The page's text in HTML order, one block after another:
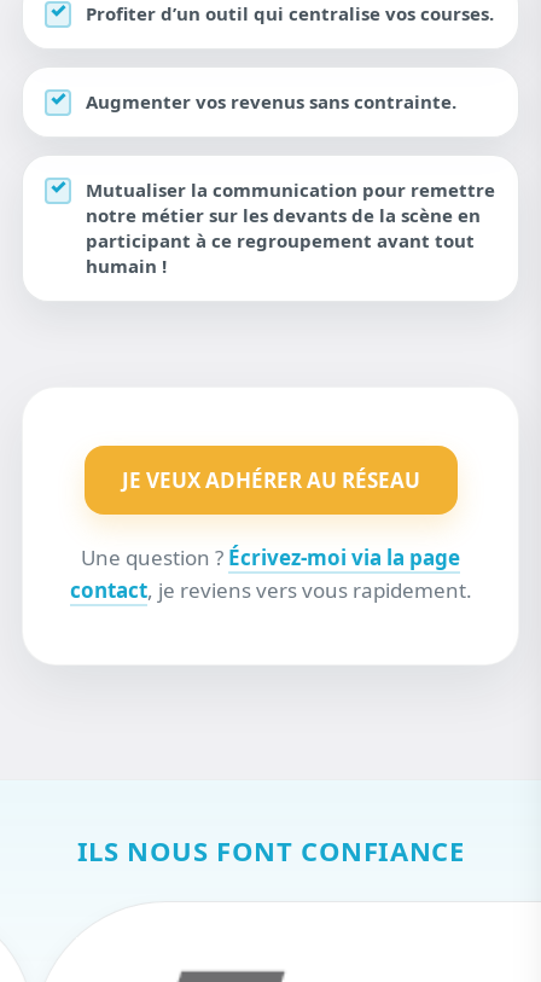
Profiter d’un outil qui centralise vos courses.
Augmenter vos revenus sans contrainte.
Mutualiser la communication pour remettre
notre métier sur les devants de la scène en
participant à ce regroupement avant tout
humain !
JE VEUX ADHÉRER AU RÉSEAU
Une question ? Écrivez-moi via la page
contact, je reviens vers vous rapidement.
ILS NOUS FONT CONFIANCE